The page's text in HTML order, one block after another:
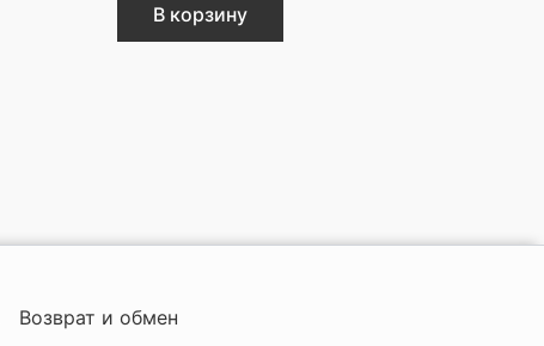
В корзину
Возврат и обмен